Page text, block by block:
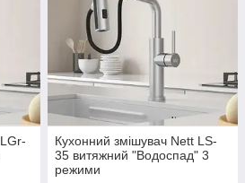
Кухонний змішувач Nett LS-
35 витяжний "Водоспад" 3
режими